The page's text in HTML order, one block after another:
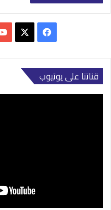
فيسبوك
قناتنا على يوتيوب